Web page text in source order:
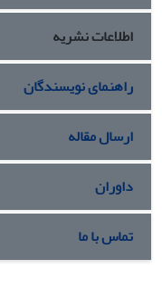
اطلاعات نشریه
راهنمای نویسندگان
ارسال مقاله
داوران
تماس با ما